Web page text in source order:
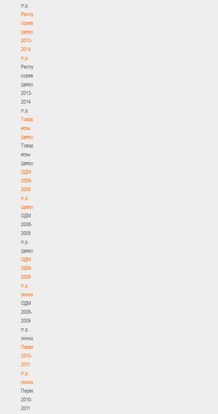
гг.р.
Республиканские
соревнования
(девушки)
2013-
2014
гг.р.
Республиканские
соревнования
(девушки)
2013-
2014
гг.р.
Товарищеские
игры
(девушки)
Товарищеские
игры
(девушки)
ОДМ
2008-
2009
гг.р.
(девушки)
ОДМ
2008-
2009
гг.р.
(девушки)
ОДМ
2008-
2009
гг.р.
(юноши)
ОДМ
2008-
2009
гг.р.
(юноши)
Первенство
2010-
2011
гг.р.
(юноши)
Первенство
2010-
2011